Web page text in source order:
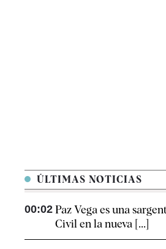
ÚLTIMAS NOTICIAS
00:02 Paz Vega es una
Civil en la nueva [...]